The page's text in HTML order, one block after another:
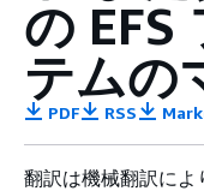
の EFS
テムの
PDF RSS
翻訳は機械翻訳に